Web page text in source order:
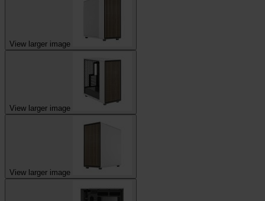
View larger image
View larger image
View larger image